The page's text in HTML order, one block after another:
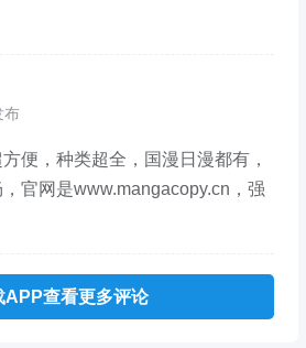
布
便，种类超全，国漫日漫都有，
官网是www.mangacopy.cn，强
APP查看更多评论